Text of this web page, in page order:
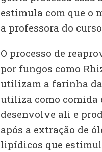
estimula com que o
a professora do
O processo de
por fungos como
utilizam a farinha da
utiliza como comida
desenvolve ali e
após a extração de
lipídicos que